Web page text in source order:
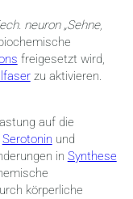
neuron „Sehne,
freigesetzt wird,
zu aktivieren.
auf die
Serotonin und
in Synthese
körperliche